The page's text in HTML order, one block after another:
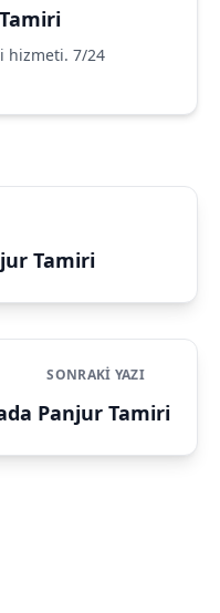
hizmeti. 7/24
Tamiri
SONRAKI YAZI
Panjur Tamiri